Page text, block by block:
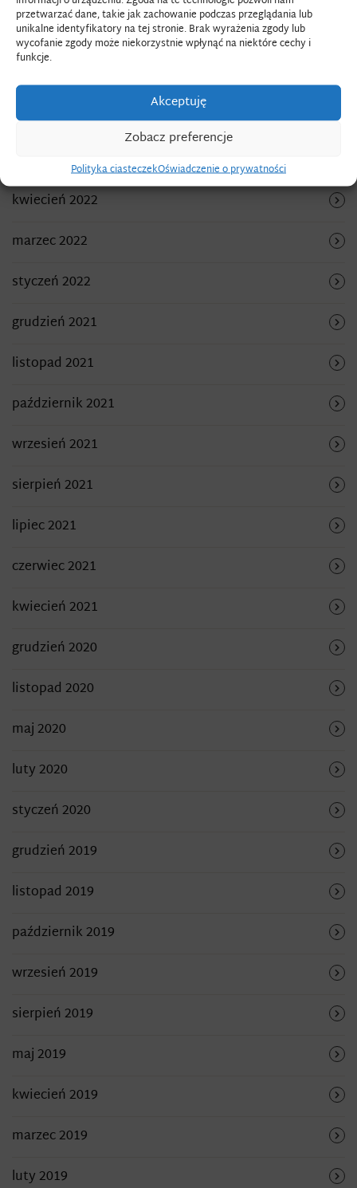
przetwarzać dane, takie jak zachowanie podczas przeglądania lub
unikalne identyfikatory na tej stronie. Brak wyrażenia zgody lub
wycofanie zgody może niekorzystnie wpłynąć na niektóre cechy i
funkcje.
Akceptuję
Zobacz preferencje
Polityka ciasteczekOświadczenie o prywatności
listopad 2022
wrzesień 2022
sierpień 2022
kwiecień 2022
marzec 2022
styczeń 2022
grudzień 2021
listopad 2021
październik 2021
wrzesień 2021
sierpień 2021
lipiec 2021
czerwiec 2021
kwiecień 2021
grudzień 2020
listopad 2020
maj 2020
luty 2020
styczeń 2020
grudzień 2019
listopad 2019
październik 2019
wrzesień 2019
sierpień 2019
maj 2019
kwiecień 2019
marzec 2019
luty 2019